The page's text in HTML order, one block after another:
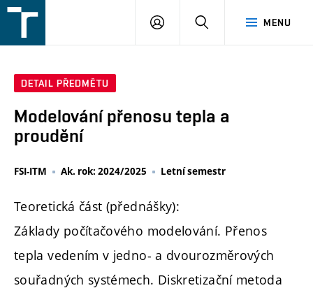
v
MENU
PŘIHLÁŠENÍ
DETAIL PŘEDMĚTU
Modelování přenosu tepla a
proudění
FSI-ITM Ak. rok: 2024/2025 Letní semestr
Teoretická část (přednášky):
Základy počítačového modelování. Přenos
tepla vedením v jedno- a dvourozměrových
souřadných systémech. Diskretizační metoda